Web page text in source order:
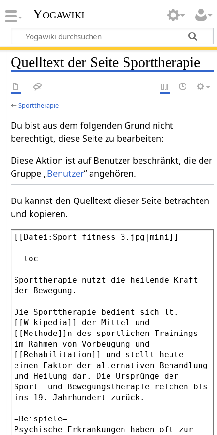
Yogawiki
Quelltext der Seite Sporttherapie
←Sporttherapie
Du bist aus dem folgenden Grund nicht
berechtigt, diese Seite zu bearbeiten:
Diese Aktion ist auf Benutzer beschränkt, die der
Gruppe „Benutzer“ angehören.
Du kannst den Quelltext dieser Seite betrachten
und kopieren.